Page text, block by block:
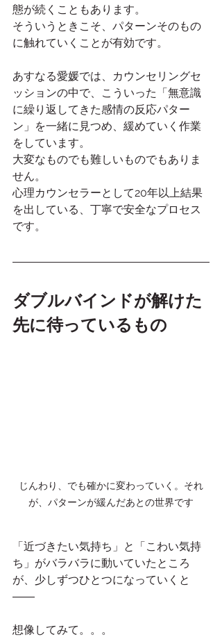
態が続くこともあります。
そういうときこそ、パターンそのもの
に触れていくことが有効です。
あすなる愛媛では、カウンセリングセ
ッションの中で、こういった「無意識
に繰り返してきた感情の反応パター
ン」を一緒に見つめ、緩めていく作業
をしています。
大変なものでも難しいものでもありま
せん。
心理カウンセラーとして20年以上結果
を出している、丁寧で安全なプロセス
です。
ダブルバインドが解けた
先に待っているもの
じんわり、でも確かに変わっていく。それ
が、パターンが緩んだあとの世界です
「近づきたい気持ち」と「こわい気持
ち」がバラバラに動いていたところ
が、少しずつひとつになっていくと
――
想像してみて。。。